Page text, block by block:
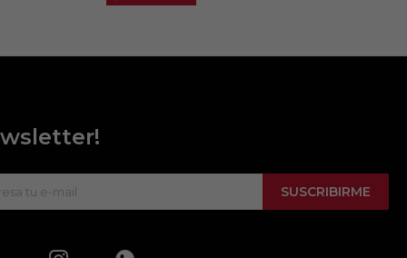
SUSCRIBIRME